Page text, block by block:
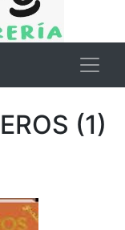
(1)